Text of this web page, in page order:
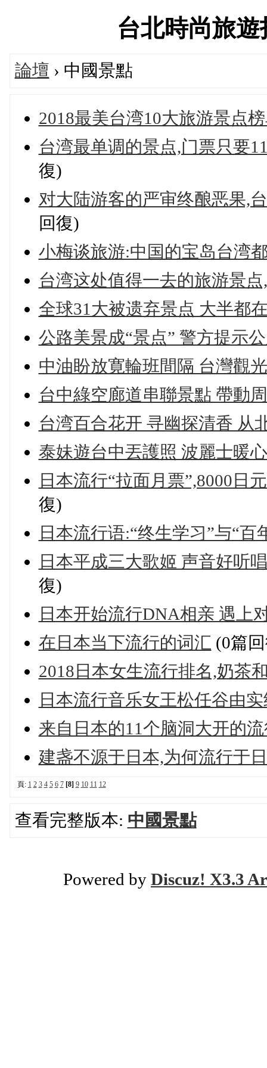
台北時尚旅
論壇 › 中國景點
2018最美台湾10大旅游景点
台湾最单调的景点,门票只要
復)
对大陆游客的严审终酿恶果,
回復)
小梅谈旅游:中国的宝岛台湾
台湾这处值得一去的旅游景
全球31大被遗弃景点 大半都
公路美景成“景点” 警方提示
中油盼放寛輪班間隔 台灣觀
台中綠空廊道串聯景點 帶動
台湾百合花开 寻幽探清香 从
泰妹遊台中丟護照 波麗士暖
日本流行“拉面月票”,8000日
復)
日本流行语:“终生学习”与“百
日本平成三大歌姬 声音好听
復)
日本开始流行DNA相亲 遇上
在日本当下流行的词汇 (0篇
2018日本女生流行排名,奶茶
日本流行音乐女王松任谷由
来自日本的11个脑洞大开的
建盏不源于日本,为何流行于
頁: 1 2 3 4 5 6 7 [8] 9 10 11 12
查看完整版本: 中國景點
Powered by Discuz! X3.3